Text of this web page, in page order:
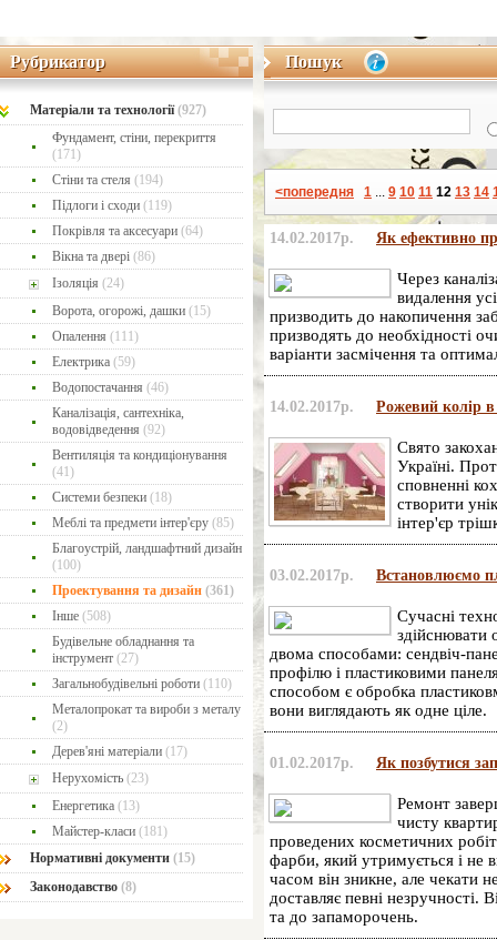
Рубрикатор
Рубрикатор
Матеріaли та технології(927)
Фундамент, стіни, перекриття
(171)
Стіни та стеля (194)
Підлоги і сходи (119)
Покрівля та аксесуари (64)
Вікна та двері (86)
Ізоляція (24)
Ворота, огорожі, дашки (15)
Опалення (111)
Електрика (59)
Водопостачання (46)
Каналізація, сантехніка,
водовідведення (92)
Вентиляція та кондиціонування
(41)
Системи безпеки (18)
Меблі та предмети інтер'єру (85)
Благоустрій, ландшафтний дизайн
(100)
Проектування та дизайн (361)
Інше (508)
Будівельне обладнання та
інструмент (27)
Загальнобудівельні роботи (110)
Металопрокат та вироби з металу
(2)
Дерев'яні матеріали (17)
Нерухомість (23)
Енергетика (13)
Майстер-класи (181)
Нормативні документи (15)
Законодавство (8)
Пошук
Пошук
<попередня 1 ... 9 10 11 12 13 14
14.02.2017р. Як ефективно
Через
видалення
призводить до накопичення
призводять до необхідності
варіанти засмічення та
14.02.2017р. Рожевий колір в
Свято
Україні.
сповненні
створити
інтер'єр
03.02.2017р. Встановлюємо
Сучасні
здійснювати
двома способами: сендвіч-
профілю і пластиковими
способом є обробка
вони виглядають як одне ціле.
01.02.2017р. Як позбутися
Ремонт
чисту
проведених косметичних
фарби, який утримується і не
часом він зникне, але чекати
доставляє певні незручності.
та до запаморочень.